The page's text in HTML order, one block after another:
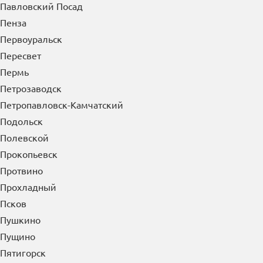
Павловский Посад
Пенза
Первоуральск
Пересвет
Пермь
Петрозаводск
Петропавловск-Камчатский
Подольск
Полевской
Прокопьевск
Протвино
Прохладный
Псков
Пушкино
Пущино
Пятигорск